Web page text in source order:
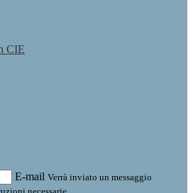
CIE
E-mail Verrà inviato un messaggio